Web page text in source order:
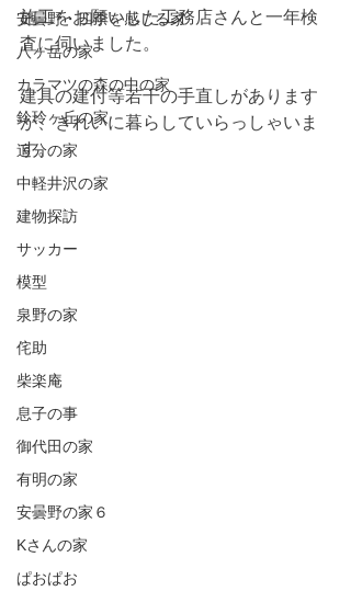
安曇野・四季を感じる家
八ヶ岳の家
カラマツの森の中の家
鈴玲ヶ丘の家
追分の家
中軽井沢の家
建物探訪
サッカー
模型
泉野の家
侘助
柴楽庵
息子の事
御代田の家
有明の家
安曇野の家６
Kさんの家
ぱおぱお
施工をお願いした工務店さんと一年検
査に伺いました。
建具の建付等若干の手直しがあります
が、きれいに暮らしていらっしゃいま
す。